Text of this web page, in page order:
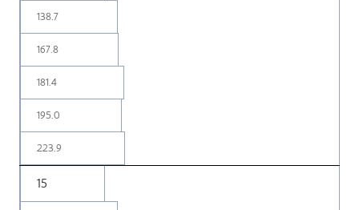
138.7
167.8
181.4
195.0
223.9
15